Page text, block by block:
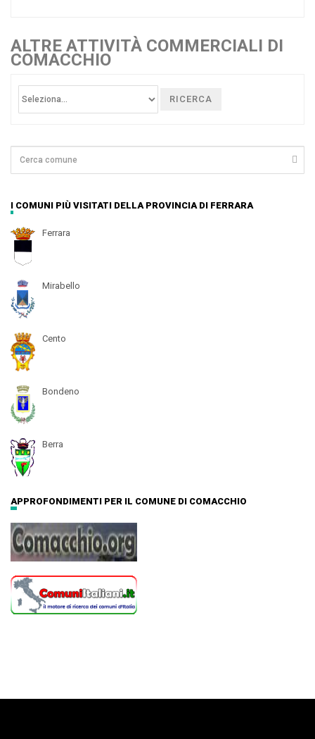
ALTRE ATTIVITÀ COMMERCIALI DI
COMACCHIO
RICERCA
I COMUNI PIÙ VISITATI DELLA PROVINCIA DI FERRARA
Ferrara
Mirabello
Cento
Bondeno
Berra
APPROFONDIMENTI PER IL COMUNE DI COMACCHIO